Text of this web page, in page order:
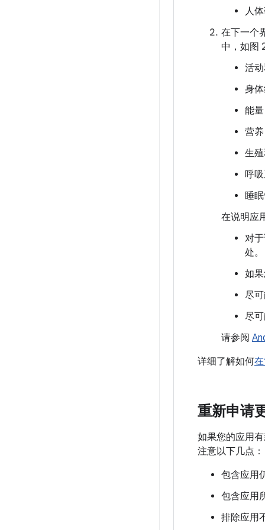
人
在下一个
中，如图
活
身
能量
营养
生
呼
睡
在说明应
对
处。
如
尽
尽
请参阅
详细了解如何
重新申请
如果您的应用
注意以下几点：
包含应用
包含应用
排除应用